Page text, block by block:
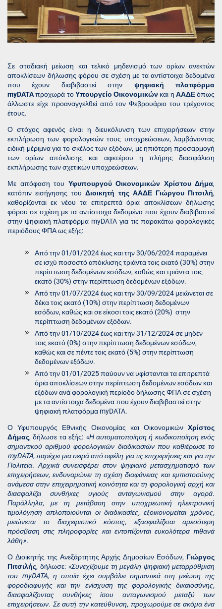
Σε σταδιακή μείωση και τελικό μηδενισμό των ορίων ανεκτών
αποκλίσεων δήλωσης φόρου σε σχέση με τα αντίστοιχα δεδομένα
που έχουν διαβιβαστεί στην ψηφιακή πλατφόρμα
myDATAπροχωρά τοΥπουργείο Οικονομικών και η ΑΑΔΕόπως
άλλωστε είχε προαναγγελθεί από τον Φεβρουάριο του τρέχοντος
έτους.
Ο στόχος αφενός είναι η διευκόλυνση των επιχειρήσεων στην
εκπλήρωση των φορολογικών τους υποχρεώσεων, λαμβάνοντας
ειδική μέριμνα για το σκέλος των εξόδων, με ηπιότερη προσαρμογή
των ορίων απόκλισης και αφετέρου η πλήρης διασφάλιση
εκπλήρωσης των σχετικών υποχρεώσεων.
Με απόφαση του Υφυπουργού Οικονομικών Χρίστου Δήμα,
κατόπιν εισήγησης τουΔιοικητή της ΑΑΔΕ Γιώργου Πιτσιλή,
καθορίζονται εκ νέου τα επιτρεπτά όρια αποκλίσεων δήλωσης
φόρου σε σχέση με τα αντίστοιχα δεδομένα που έχουν διαβιβαστεί
στην ψηφιακή πλατφόρμα myDATA για τις παρακάτω φορολογικές
περιόδους ΦΠΑ ως εξής:
Από την 01/01/2024 έως και την 30/06/2024 παραμένει
σε ισχύ ποσοστό απόκλισης τριάντα τοις εκατό (30%) στην
περίπτωση δεδομένων εσόδων, καθώς και τριάντα τοις
εκατό (30%) στην περίπτωση δεδομένων εξόδων.
Από την 01/07/2024 έως και την 30/09/2024 μειώνεται σε
δέκα τοις εκατό (10%) στην περίπτωση δεδομένων
εσόδων, καθώς και σε είκοσι τοις εκατό (20%) στην
περίπτωση δεδομένων εξόδων.
Από την 01/10/2024 έως και την 31/12/2024 σε μηδέν
τοις εκατό (0%) στην περίπτωση δεδομένων εσόδων,
καθώς και σε πέντε τοις εκατό (5%) στην περίπτωση
δεδομένων εξόδων.
Από την 01/01/2025 παύουν να υφίστανται τα επιτρεπτά
όρια αποκλίσεων στην περίπτωση δεδομένων εσόδων και
εξόδων ανά φορολογική περίοδο δήλωσης ΦΠΑ σε σχέση
με τα αντίστοιχα δεδομένα που έχουν διαβιβαστεί στην
ψηφιακή πλατφόρμα myDATA.
Ο Υφυπουργός Εθνικής Οικονομίας και Οικονομικών Χρίστος
Δήμας, δήλωσε τα εξής: «Η αυτοματοποίηση ή κωδικοποίηση ενός
σημαντικού αριθμού φορολογικών διαδικασιών που καθιέρωσε το
myDATA, παρέχει μια σειρά από οφέλη για τις επιχειρήσεις και για την
Πολιτεία. Αρχικά συνεισφέρει στον ψηφιακό μετασχηματισμό των
επιχειρήσεων, ενδυναμώνει τη σχέση διαφάνειας και εμπιστοσύνης
ανάμεσα στην επιχειρηματική κοινότητα και τη φορολογική αρχή και
διασφαλίζει συνθήκες υγιούς ανταγωνισμού στην αγορά.
Παράλληλα, με τη μετάβαση στην υποχρεωτική ηλεκτρονική
τιμολόγηση απλοποιούνται οι διαδικασίες, εξοικονομείται χρόνος,
μειώνεται το διαχειριστικό κόστος, εξασφαλίζεται αμεσότερη
πρόσβαση στις πληροφορίες και εντοπίζονται ευκολότερα πιθανά
λάθη».
Ο Διοικητής της Ανεξάρτητης Αρχής Δημοσίων Εσόδων, Γιώργος
Πιτσιλής, δήλωσε: «Συνεχίζουμε τη μεγάλη ψηφιακή μεταρρύθμιση
του myDATA, η οποία έχει συμβάλει σημαντικά στη μείωση της
φοροδιαφυγής και την ενίσχυση της φορολογικής δικαιοσύνης,
διασφαλίζοντας συνθήκες ίσου ανταγωνισμού μεταξύ των
επιχειρήσεων. Σε αυτή την κατεύθυνση, προχωρούμε σε ακόμα ένα